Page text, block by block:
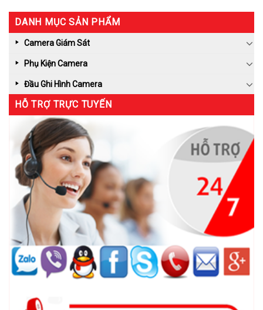
DANH MỤC SẢN PHẨM
Camera Giám Sát
Phụ Kiện Camera
Đầu Ghi Hình Camera
HỖ TRỢ TRỰC TUYẾN